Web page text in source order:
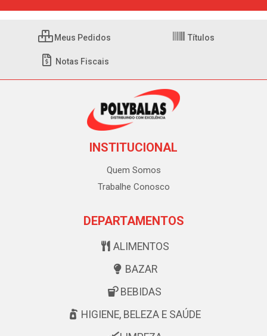
Meus Pedidos Títulos
Notas Fiscais
INSTITUCIONAL
Quem Somos
Trabalhe Conosco
DEPARTAMENTOS
ALIMENTOS
BAZAR
BEBIDAS
HIGIENE, BELEZA E SAÚDE